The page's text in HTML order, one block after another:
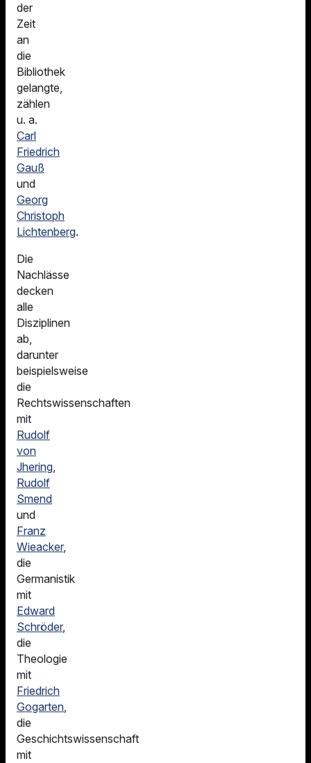
der
Zeit
an
die
Bibliothek
gelangte,
zählen
u. a.
Carl
Friedrich
Gauß
und
Georg
Christoph
Lichtenberg.
Die
Nachlässe
decken
alle
Disziplinen
ab,
darunter
beispielsweise
die
Rechtswissenschaften
mit
Rudolf
von
Jhering,
Rudolf
Smend
und
Franz
Wieacker,
die
Germanistik
mit
Edward
Schröder,
die
Theologie
mit
Friedrich
Gogarten,
die
Geschichtswissenschaft
mit